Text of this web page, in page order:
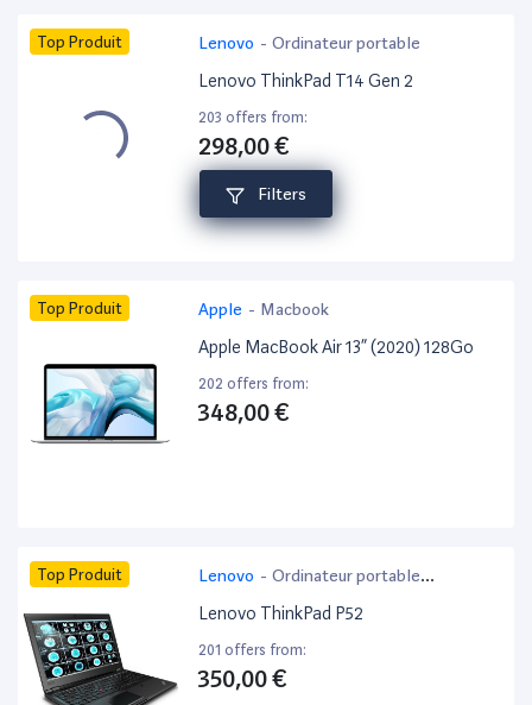
Filters
Top Produit Lenovo - Ordinateur portable
Lenovo ThinkPad T14 Gen 2
203 offers from:
298,00 €
Top Produit Apple - Macbook
Apple MacBook Air 13” (2020) 128Go
202 offers from:
348,00 €
Top Produit Lenovo - Ordinateur portable
bureautique
Lenovo ThinkPad P52
201 offers from:
350,00 €